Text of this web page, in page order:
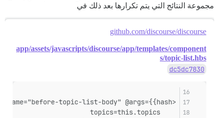
مجموعة النتائج التي يتم تكرارها بعد ذلك في
github.com/discourse/discourse
app/assets/javascripts/discourse/app/templates/component
s/topic-list.hbs
dc5dc7830
<PluginOutlet @name="before-topic-list-body" @args={{hash